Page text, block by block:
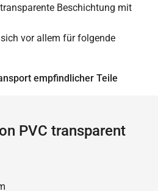
Beschichtung mit
vor allem für folgende
empfindlicher Teile
PVC transparent